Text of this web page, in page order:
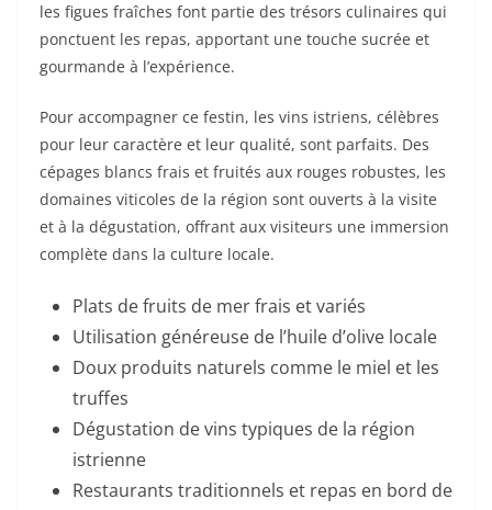
les figues fraîches font partie des trésors culinaires qui
ponctuent les repas, apportant une touche sucrée et
gourmande à l’expérience.
Pour accompagner ce festin, les vins istriens, célèbres
pour leur caractère et leur qualité, sont parfaits. Des
cépages blancs frais et fruités aux rouges robustes, les
domaines viticoles de la région sont ouverts à la visite
et à la dégustation, offrant aux visiteurs une immersion
complète dans la culture locale.
Plats de fruits de mer frais et variés
Utilisation généreuse de l’huile d’olive locale
Doux produits naturels comme le miel et les
truffes
Dégustation de vins typiques de la région
istrienne
Restaurants traditionnels et repas en bord de